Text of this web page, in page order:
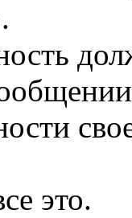
это.